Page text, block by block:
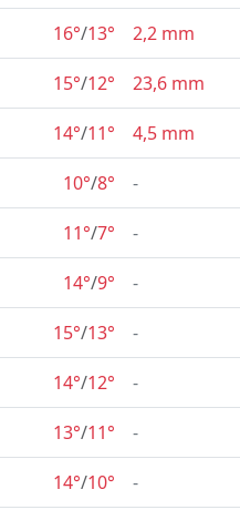
16°/13° 2,2 mm
15°/12° 23,6 mm
14°/11° 4,5 mm
10°/8° -
11°/7° -
14°/9° -
15°/13° -
14°/12° -
13°/11° -
14°/10° -